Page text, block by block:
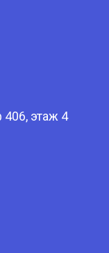
406, этаж 4